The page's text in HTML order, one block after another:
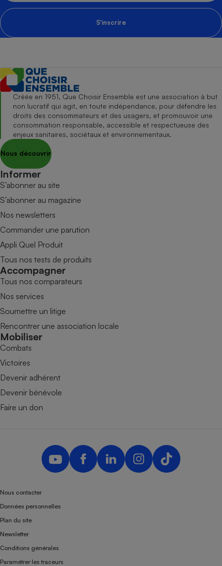
S'inscrire
Créée en 1951, Que Choisir Ensemble est une association à but
non lucratif qui agit, en toute indépendance, pour défendre les
droits des consommateurs et des usagers, et promouvoir une
consommation responsable, accessible et respectueuse des
enjeux sanitaires, sociétaux et environnementaux.
Nous découvrir
Informer
S’abonner au site
S’abonner au magazine
Nos newsletters
Commander une parution
Appli Quel Produit
Tous nos tests de produits
Accompagner
Tous nos comparateurs
Nos services
Soumettre un litige
Rencontrer une association locale
Mobiliser
Combats
Victoires
Devenir adhérent
Devenir bénévole
Faire un don
Nous contacter
Données personnelles
Plan du site
Newsletter
Conditions générales
Paramétrer les traceurs